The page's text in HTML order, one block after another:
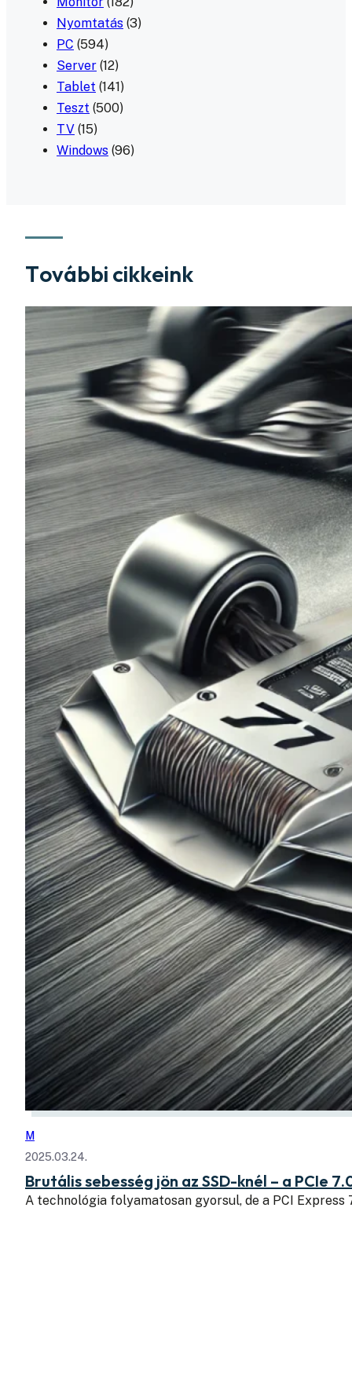
Nyomtatás (3)
PC (594)
Server (12)
Tablet (141)
Teszt (500)
TV (15)
Windows (96)
További cikkeink
M
2025.03.24.
Brutális sebesség jön az SSD-knél – a PCIe
A technológia folyamatosan gyorsul, de a PCI Express